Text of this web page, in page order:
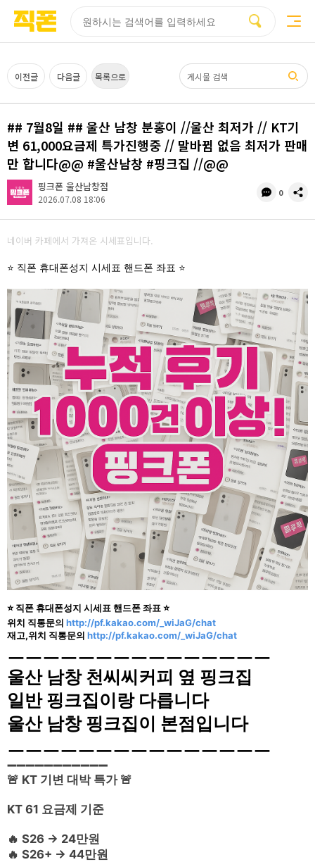
이전글 다음글 목록으로
## 7월8일 ## 울산 남창 분홍이 //울산 최저가 // KT기
변 61,000요금제 특가진행중 // 말바뀜 없음 최저가 판매
만 합니다@@ #울산남창 #핑크집 //@@
핑크폰 울산남창점
2026.07.08 18:06
댓
수
0
공
네이버 카페에서 가져온 시세표입니다.
⭐ 직폰 휴대폰성지 시세표 핸드폰 좌표 ⭐
⭐ 직폰 휴대폰성지 시세표 핸드폰 좌표 ⭐
위치 직통문의 http://pf.kakao.com/_wiJaG/chat
재고,위치 직통문의 http://pf.kakao.com/_wiJaG/chat
ㅡㅡㅡㅡㅡㅡㅡㅡㅡㅡㅡㅡㅡㅡㅡ
울산 남창 천씨씨커피 옆 핑크집
일반 핑크집이랑 다릅니다
울산 남창 핑크집이 본점입니다
ㅡㅡㅡㅡㅡㅡㅡㅡㅡㅡㅡㅡㅡㅡㅡ
➖➖➖➖➖➖➖➖➖➖➖
🚨 KT 기변 대박 특가 🚨
KT 61 요금제 기준
🔥 S26 → 24만원
🔥 S26+ → 44만원
페이지
페이지
페이지
페이지